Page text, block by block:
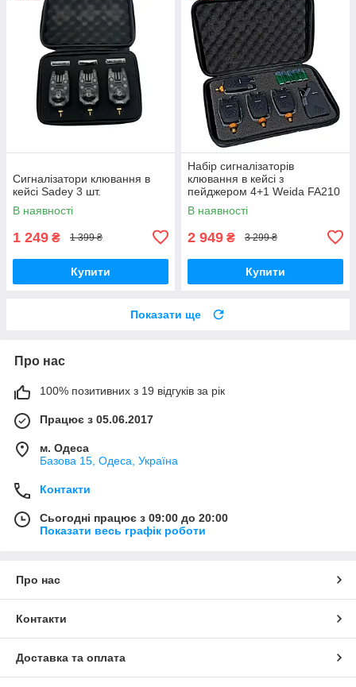
Сигналізатори клювання в
кейсі Sadey 3 шт.
В наявності
1 249 ₴ 1 399 ₴
Купити
Набір сигналізаторів
клювання в кейсі з
пейджером 4+1 Weida FA210
В наявності
2 949 ₴ 3 299 ₴
Купити
Показати ще
Про нас
100% позитивних з 19 відгуків за рік
Працює з 05.06.2017
м. Одеса
Базова 15, Одеса, Україна
Контакти
Сьогодні працює з 09:00 до 20:00
Показати весь графік роботи
Про нас
Контакти
Доставка та оплата